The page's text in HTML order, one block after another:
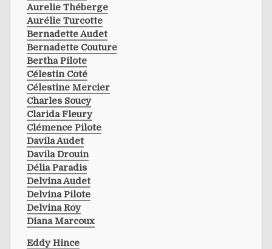
Aurelie Théberge
Aurélie Turcotte
Bernadette Audet
Bernadette Couture
Bertha Pilote
Célestin Côté
Célestine Mercier
Charles Soucy
Clarida Fleury
Clémence Pilote
Davila Audet
Davila Drouin
Délia Paradis
Delvina Audet
Delvina Pilote
Delvina Roy
Diana Marcoux
Eddy Hince